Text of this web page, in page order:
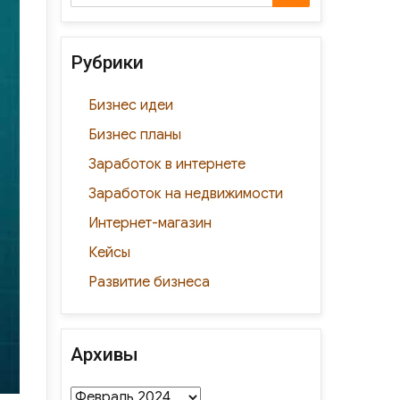
ть
for:
Рубрики
Бизнес идеи
Бизнес планы
Заработок в интернете
Заработок на недвижимости
Интернет-магазин
Кейсы
Развитие бизнеса
Архивы